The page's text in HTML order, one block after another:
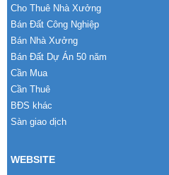
Cho Thuê Nhà Xưởng
Bán Đất Công Nghiệp
Bán Nhà Xưởng
Bán Đất Dự Án 50 năm
Cần Mua
Cần Thuê
BĐS khác
Sàn giao dịch
WEBSITE